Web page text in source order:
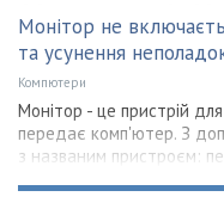
Монітор не
та усунення
Компютери
Монітор - це пристрій
передає комп'ютер. З
з названим пристроєм: